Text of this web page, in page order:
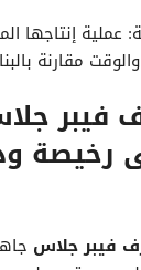
عملية إنتاجها
مقارنة
فيبر
رخيصة
فيبر جلاس